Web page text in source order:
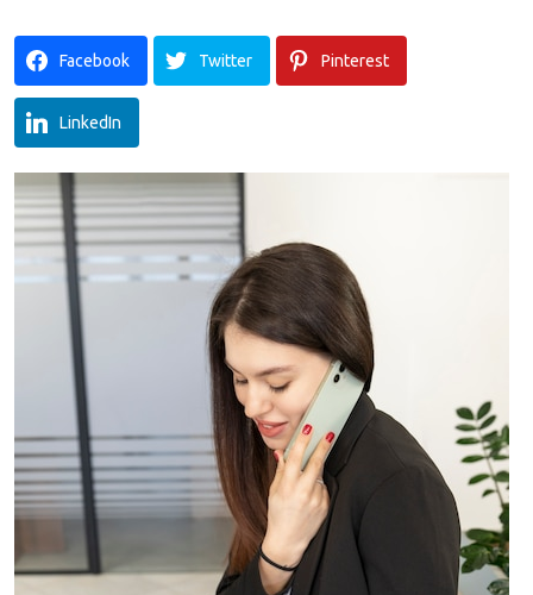
Facebook Twitter Pinterest
LinkedIn